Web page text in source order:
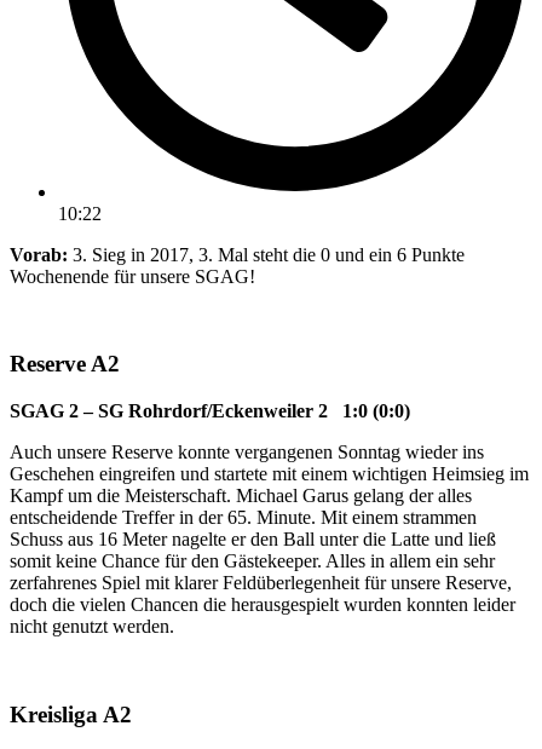
10:22
Vorab: 3. Sieg in 2017, 3. Mal steht die 0 und ein 6 Punkte
Wochenende für unsere SGAG!
Reserve A2
SGAG 2 – SG Rohrdorf/Eckenweiler 2 1:0 (0:0)
Auch unsere Reserve konnte vergangenen Sonntag wieder ins
Geschehen eingreifen und startete mit einem wichtigen Heimsieg im
Kampf um die Meisterschaft. Michael Garus gelang der alles
entscheidende Treffer in der 65. Minute. Mit einem strammen
Schuss aus 16 Meter nagelte er den Ball unter die Latte und ließ
somit keine Chance für den Gästekeeper. Alles in allem ein sehr
zerfahrenes Spiel mit klarer Feldüberlegenheit für unsere Reserve,
doch die vielen Chancen die herausgespielt wurden konnten leider
nicht genutzt werden.
Kreisliga A2